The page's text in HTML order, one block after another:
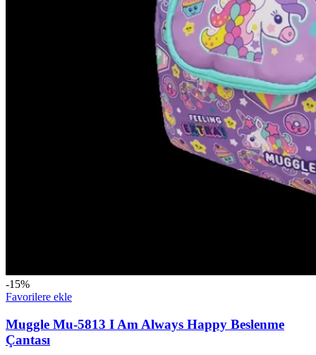
-15%
Favorilere ekle
Muggle Mu-5813 I Am Always Happy Beslenme
Çantası